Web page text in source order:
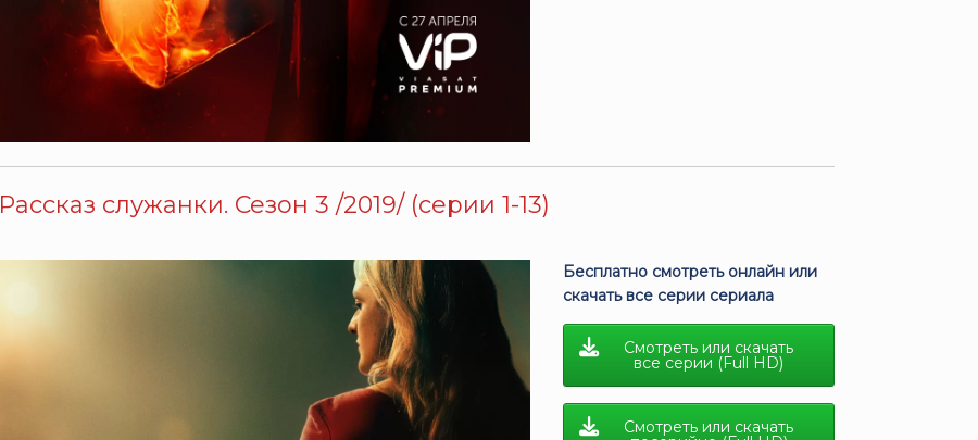
Рассказ служанки. Сезон 3 /2019/ (серии 1-13)
Бесплатно смотреть онлайн или
скачать все серии сериала
Смотреть или скачать
все серии (Full HD)
Смотреть или скачать